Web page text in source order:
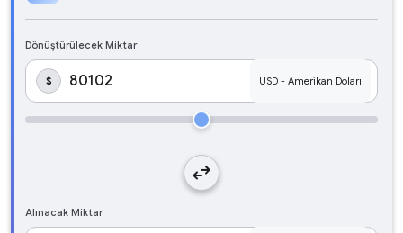
Dönüştürülecek Miktar
$
swap_horiz
Alınacak Miktar